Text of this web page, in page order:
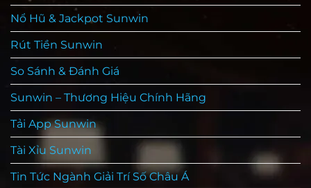
Nổ Hũ & Jackpot Sunwin
Rút Tiền Sunwin
So Sánh & Đánh Giá
Sunwin – Thương Hiệu Chính Hãng
Tải App Sunwin
Tài Xỉu Sunwin
Tin Tức Ngành Giải Trí Số Châu Á